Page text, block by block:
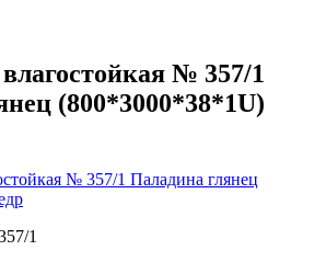
№ 357/1
(800*3000*38*1U)
1